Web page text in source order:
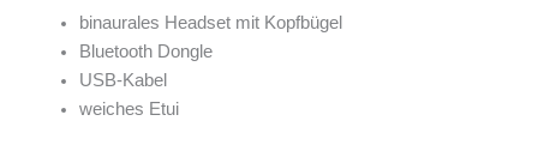
binaurales Headset mit Kopfbügel
Bluetooth Dongle
USB-Kabel
weiches Etui